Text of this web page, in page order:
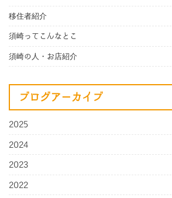
移住者紹介
須崎ってこんなとこ
須崎の人・お店紹介
ブログアーカイブ
2025
2024
2023
2022